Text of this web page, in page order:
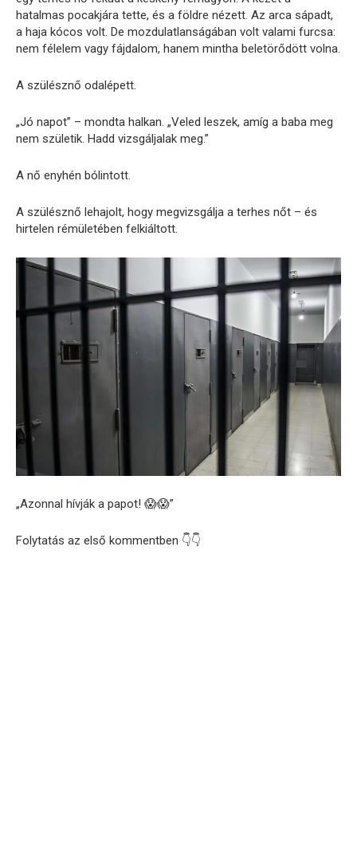
hatalmas pocakjára tette, és a földre nézett. Az arca sápadt,
a haja kócos volt. De mozdulatlanságában volt valami furcsa:
nem félelem vagy fájdalom, hanem mintha beletörődött volna.
A szülésznő odalépett.
„Jó napot” – mondta halkan. „Veled leszek, amíg a baba meg
nem születik. Hadd vizsgáljalak meg.”
A nő enyhén bólintott.
A szülésznő lehajolt, hogy megvizsgálja a terhes nőt – és
hirtelen rémületében felkiáltott.
„Azonnal hívják a papot! 😱😱”
Folytatás az első kommentben 👇👇